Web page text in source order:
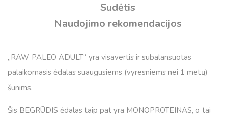
Sudėtis
Naudojimo rekomendacijos
„RAW PALEO ADULT“ yra visavertis ir subalansuotas
palaikomasis ėdalas suaugusiems (vyresniems nei 1 metų)
šunims.
Šis BEGRŪDIS ėdalas taip pat yra MONOPROTEINAS, o tai